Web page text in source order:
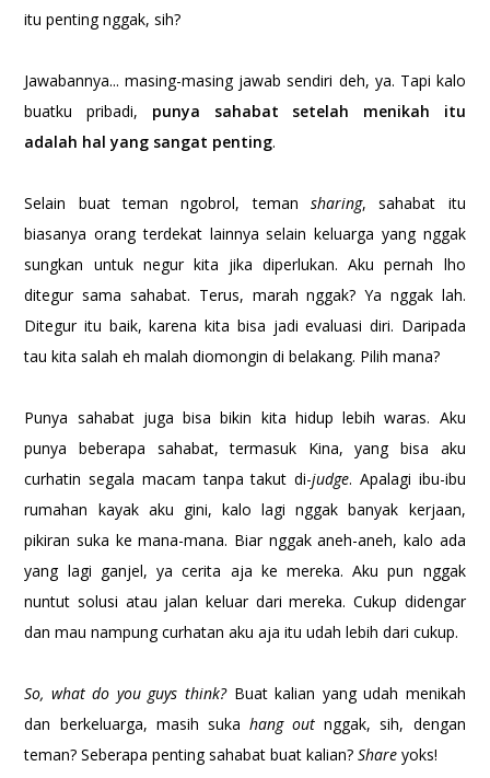
itu penting nggak, sih?
Jawabannya... masing-masing jawab sendiri deh, ya. Tapi kalo
buatku pribadi, punya sahabat setelah menikah itu
adalah hal yang sangat penting.
Selain buat teman ngobrol, teman sharing, sahabat itu
biasanya orang terdekat lainnya selain keluarga yang nggak
sungkan untuk negur kita jika diperlukan. Aku pernah lho
ditegur sama sahabat. Terus, marah nggak? Ya nggak lah.
Ditegur itu baik, karena kita bisa jadi evaluasi diri. Daripada
tau kita salah eh malah diomongin di belakang. Pilih mana?
Punya sahabat juga bisa bikin kita hidup lebih waras. Aku
punya beberapa sahabat, termasuk Kina, yang bisa aku
curhatin segala macam tanpa takut di-judge. Apalagi ibu-ibu
rumahan kayak aku gini, kalo lagi nggak banyak kerjaan,
pikiran suka ke mana-mana. Biar nggak aneh-aneh, kalo ada
yang lagi ganjel, ya cerita aja ke mereka. Aku pun nggak
nuntut solusi atau jalan keluar dari mereka. Cukup didengar
dan mau nampung curhatan aku aja itu udah lebih dari cukup.
So, what do you guys think?Buat kalian yang udah menikah
dan berkeluarga, masih suka hang outnggak, sih, dengan
teman? Seberapa penting sahabat buat kalian?Shareyoks!